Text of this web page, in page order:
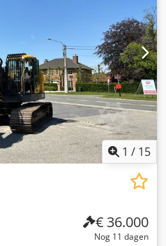
1 / 15
€ 36.000
Nog 11 dagen